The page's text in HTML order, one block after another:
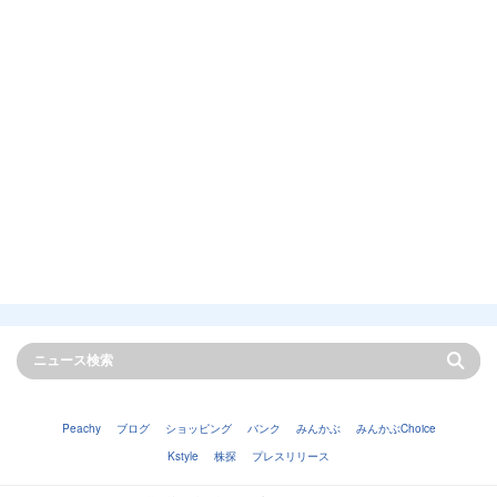
Peachy ブログ ショッピング バンク みんかぶ
みんかぶChoice
Kstyle
株探 プレスリリース